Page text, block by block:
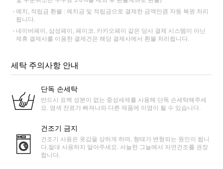
예치, 적립금 환불 : 예치금 및 적립금으로 결제한 금액만큼 자동 복원 처리
됩니다.
네이버페이, 삼성페이, 페이코, 카카오페이 같은 당사 결제 시스템이 아닌
제휴 결제사를 이용한 결제건은 해당 결제사에서 환불 처리됩니다.
세탁 주의사항 안내
단독 손세탁
반드시 표백 성분이 없는 중성세제를 사용해 단독 손세탁해주세
요. 염색 잔료가 빠져나와 다른 제품에 이염이 될 수 있습니다.
건조기 금지
건조기 사용은 옷감을 상하게 하며, 형태가 변형되는 원인이 됩니
다.절대 사용하지 말아주세요. 서늘한 그늘에서 자연건조를 권장
합니다.